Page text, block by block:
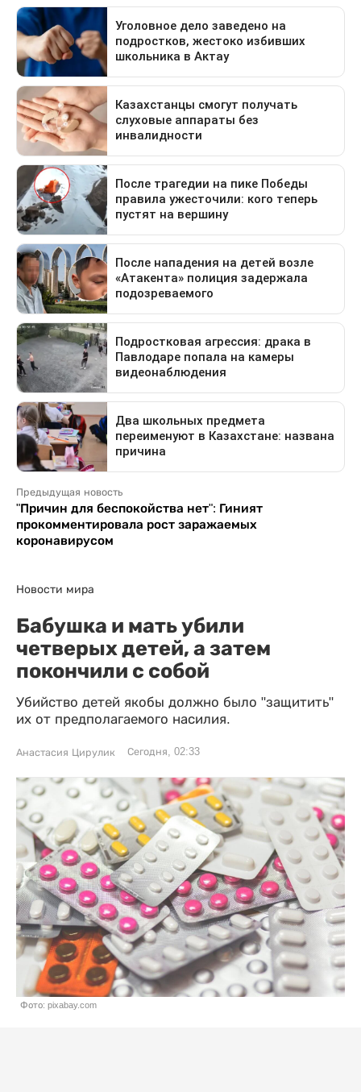
Предыдущая новость
"Причин для беспокойства нет": Гиният
прокомментировала рост заражаемых
коронавирусом
Новости мира
Бабушка и мать убили
четверых детей, а затем
покончили с собой
Убийство детей якобы должно было "защитить"
их от предполагаемого насилия.
Анастасия Цирулик Сегодня, 02:33
Фото: pixabay.com